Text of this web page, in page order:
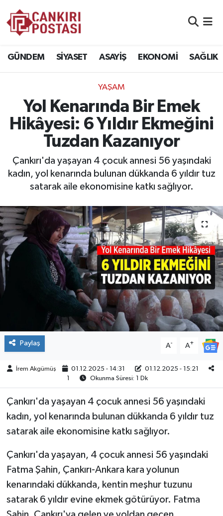
GÜNDEM SİYASET ASAYİŞ EKONOMİ SAĞLIK
YAŞAM
Yol Kenarında Bir Emek
Hikâyesi: 6 Yıldır Ekmeğini
Tuzdan Kazanıyor
Çankırı'da yaşayan 4 çocuk annesi 56 yaşındaki
kadın, yol kenarında bulunan dükkanda 6 yıldır tuz
satarak aile ekonomisine katkı sağlıyor.
Paylaş A- A+
İrem Akgümüş 01.12.2025 - 14:31
01.12.2025 - 15:21
Okunma Süresi: 1 Dk
Çankırı'da yaşayan 4 çocuk annesi 56 yaşındaki
kadın, yol kenarında bulunan dükkanda 6 yıldır tuz
satarak aile ekonomisine katkı sağlıyor.
Çankırı'da yaşayan, 4 çocuk annesi 56 yaşındaki
Fatma Şahin, Çankırı-Ankara kara yolunun
kenarındaki dükkanda, kentin meşhur tuzunu
satarak 6 yıldır evine ekmek götürüyor. Fatma
EKONOMİ
SAĞLIK
SPOR
EĞİTİM
YAŞAM
ÇEVRE
İLÇELER
RESMİ İLANLAR
KÜLTÜR
TURİZM
MAGAZİN
BİLİM&TEKNOLOJİ
TÜRKİYE
DÜNYA
Trafik Durumu
Süper Lig Puan Durumu ve Fikstür
Tüm Manşetler
Son Dakika Haberleri
Haber Arşivi